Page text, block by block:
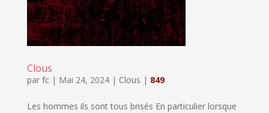
Clous
par fc| Mai 24, 2024| Clous | 849
Les hommes ils sont tous brisés En particulier lorsque